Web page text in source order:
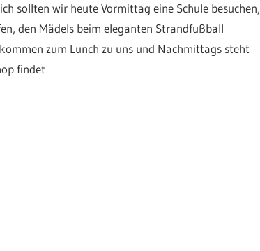
sollten wir heute Vormittag eine Schule besuchen,
den Mädels beim eleganten Strandfußball
zum Lunch zu uns und Nachmittags steht
findet